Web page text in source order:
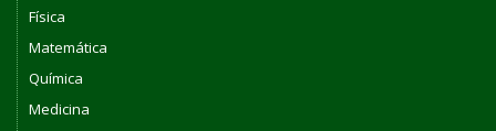
Física
Matemática
Química
Medicina